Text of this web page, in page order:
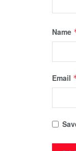
Name
Email